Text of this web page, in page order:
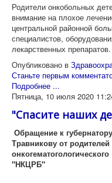
Родители онкобольных
внимание на плохое
центральной районной
специалистов,
лекарственных препаратов.
Опубликовано в
Станьте первым
Подробнее ...
Пятница, 10 июля 2020
"Спасите наших
Обращение к
Травникову от
"НКЦРБ"